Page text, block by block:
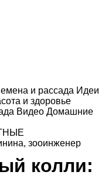
и рассада Идеи
и здоровье
Видео Домашние
зооинженер
колли: